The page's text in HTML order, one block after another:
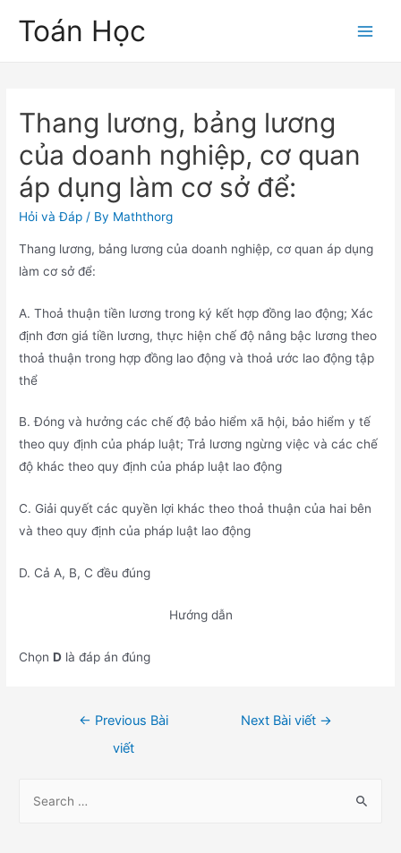
Toán Học
Thang lương, bảng lương
của doanh nghiệp, cơ quan
áp dụng làm cơ sở để:
Hỏi và Đáp / By Maththorg
Thang lương, bảng lương của doanh nghiệp, cơ quan áp dụng
làm cơ sở để:
A. Thoả thuận tiền lương trong ký kết hợp đồng lao động; Xác
định đơn giá tiền lương, thực hiện chế độ nâng bậc lương theo
thoả thuận trong hợp đồng lao động và thoả ước lao động tập
thể
B. Đóng và hưởng các chế độ bảo hiểm xã hội, bảo hiểm y tế
theo quy định của pháp luật; Trả lương ngừng việc và các chế
độ khác theo quy định của pháp luật lao động
C. Giải quyết các quyền lợi khác theo thoả thuận của hai bên
và theo quy định của pháp luật lao động
D. Cả A, B, C đều đúng
Hướng dẫn
ChọnD là đáp án đúng
← Previous Bài
viết
Next Bài viết →